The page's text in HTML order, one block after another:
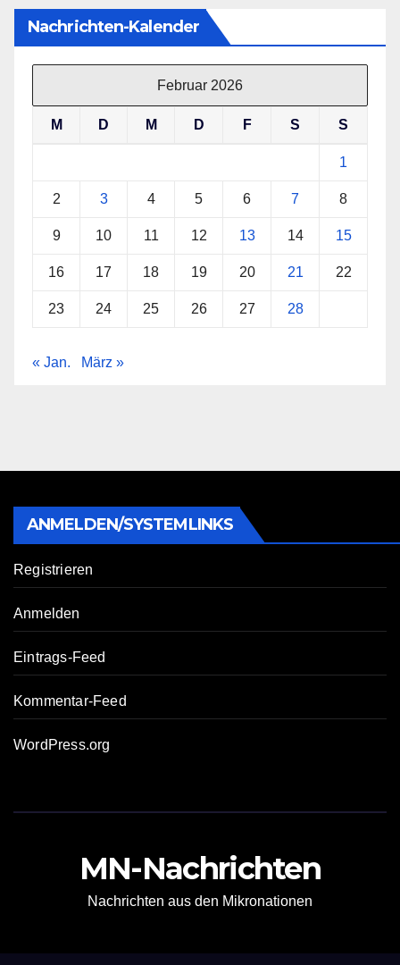
Nachrichten-Kalender
Februar 2026
M D M D F S S
1
2 3 4 5 6 7 8
9 10 11 12 13 14 15
16 17 18 19 20 21 22
23 24 25 26 27 28
« Jan. März »
ANMELDEN/SYSTEMLINKS
Registrieren
Anmelden
Eintrags-Feed
Kommentar-Feed
WordPress.org
MN-Nachrichten
Nachrichten aus den Mikronationen